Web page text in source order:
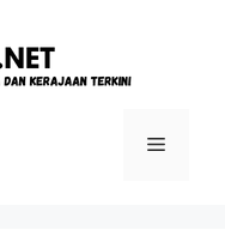
Menu